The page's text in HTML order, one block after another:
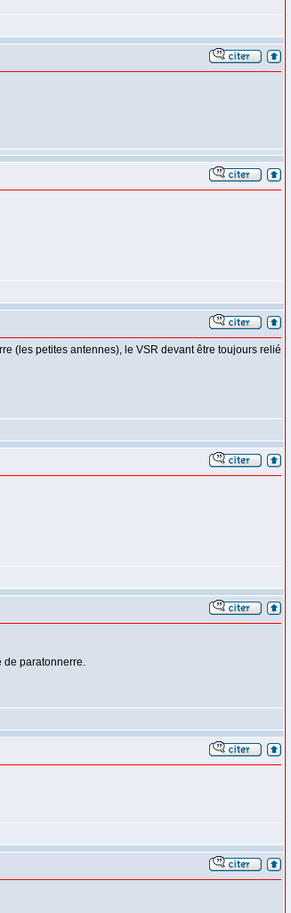
(les petites antennes), le VSR devant être toujours relié
de paratonnerre.